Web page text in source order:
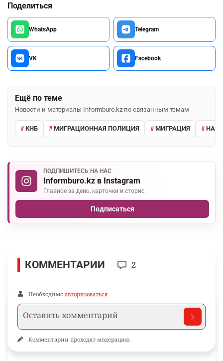
Поделиться
WhatsApp Telegram
VK Facebook
Ещё по теме
Новости и материалы Informburo.kz по связанным темам
КНБ МИГРАЦИОННАЯ ПОЛИЦИЯ МИГРАЦИЯ
ПОДПИШИТЕСЬ НА НАС
Informburo.kz в Instagram
Главное за день, карточки и сторис.
Подписаться
КОММЕНТАРИИ 2
Необходимо авторизоваться
Комментарии проходят модерацию.